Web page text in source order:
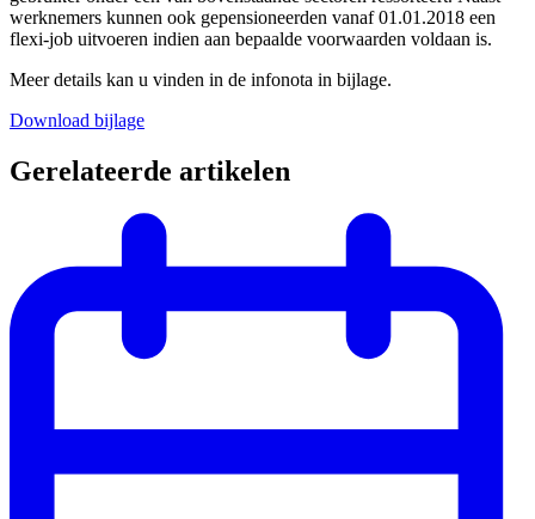
werknemers kunnen ook gepensioneerden vanaf 01.01.2018 een
flexi-job uitvoeren indien aan bepaalde voorwaarden voldaan is.
Meer details kan u vinden in de infonota in bijlage.
Download bijlage
Gerelateerde artikelen